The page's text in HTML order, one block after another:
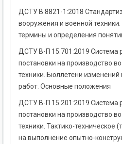
ДСТУ В 8821-1:2018
вооружения и военной
термины и определения
ДСТУ В-П 15.701:2019 Система
постановки на производство
техники. Бюллетени
работ. Основные положения
ДСТУ В-П 15.201:2019 Система
постановки на производство
техники. Тактико-техническое
на выполнение опытно-